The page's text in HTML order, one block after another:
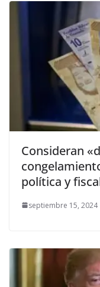
Consideran
política y
septiembre 15, 2024